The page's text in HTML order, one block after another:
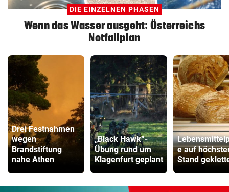
DIE EINZELNEN PHASEN
Wenn das Wasser ausgeht: Österreichs
Notfallplan
Drei Festnahmen
wegen
Brandstiftung
nahe Athen
„Black Hawk“-
Übung rund um
Klagenfurt geplant
e auf
Stand